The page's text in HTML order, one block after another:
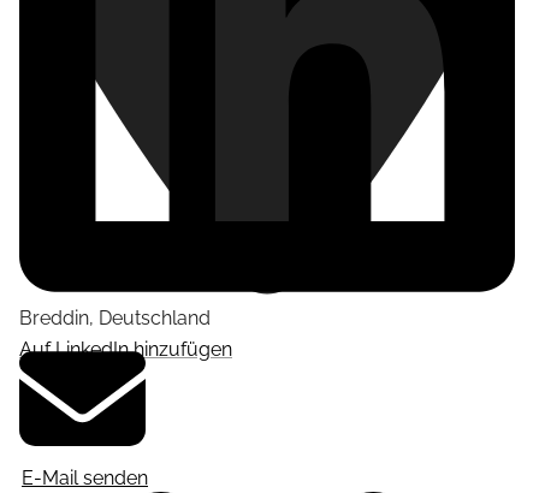
Auf LinkedIn hinzufügen
Breddin, Deutschland
E-Mail senden